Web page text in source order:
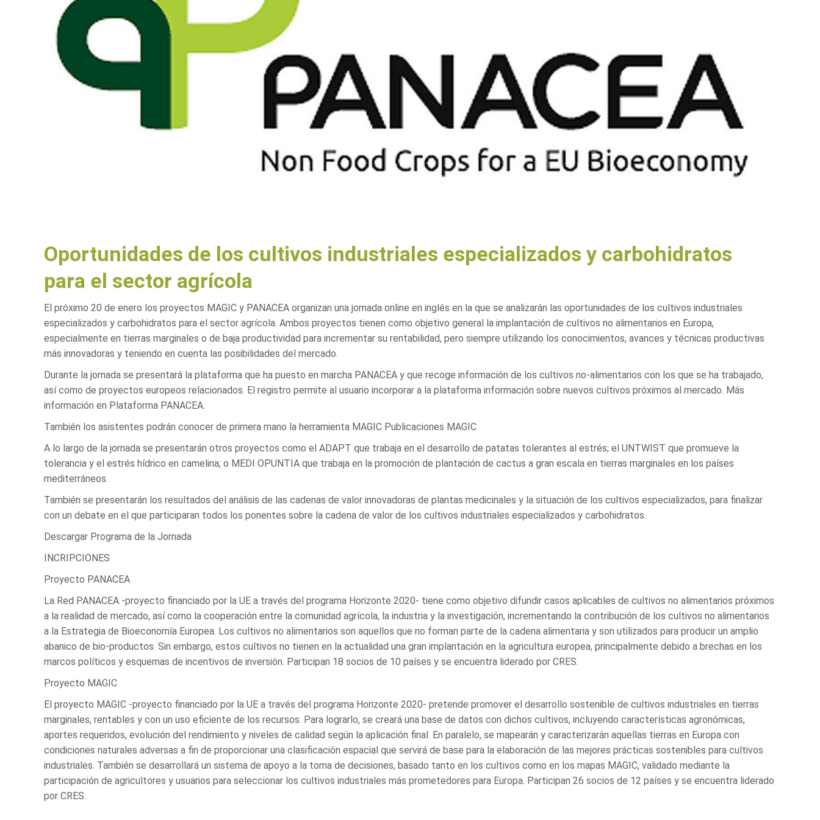
Oportunidades de los cultivos industriales especializados y carbohidratos
para el sector agrícola
El próximo 20 de enero los proyectos MAGIC y PANACEA organizan una jornada online en inglés en la que se analizarán las oportunidades de los cultivos industriales
especializados y carbohidratos para el sector agrícola. Ambos proyectos tienen como objetivo general la implantación de cultivos no alimentarios en Europa,
especialmente en tierras marginales o de baja productividad para incrementar su rentabilidad, pero siempre utilizando los conocimientos, avances y técnicas productivas
más innovadoras y teniendo en cuenta las posibilidades del mercado.
Durante la jornada se presentará la plataforma que ha puesto en marcha PANACEA y que recoge información de los cultivos no-alimentarios con los que se ha trabajado,
así como de proyectos europeos relacionados. El registro permite al usuario incorporar a la plataforma información sobre nuevos cultivos próximos al mercado. Más
información en Plataforma PANACEA.
También los asistentes podrán conocer de primera mano la herramienta MAGIC Publicaciones MAGIC
A lo largo de la jornada se presentarán otros proyectos como el ADAPT que trabaja en el desarrollo de patatas tolerantes al estrés; el UNTWIST que promueve la
tolerancia y el estrés hídrico en camelina; o MEDI OPUNTIA que trabaja en la promoción de plantación de cactus a gran escala en tierras marginales en los países
mediterráneos.
También se presentarán los resultados del análisis de las cadenas de valor innovadoras de plantas medicinales y la situación de los cultivos especializados, para finalizar
con un debate en el que participaran todos los ponentes sobre la cadena de valor de los cultivos industriales especializados y carbohidratos.
Descargar Programa de la Jornada
INCRIPCIONES
Proyecto PANACEA
La Red PANACEA -proyecto financiado por la UE a través del programa Horizonte 2020- tiene como objetivo difundir casos aplicables de cultivos no alimentarios próximos
a la realidad de mercado, así como la cooperación entre la comunidad agrícola, la industria y la investigación, incrementando la contribución de los cultivos no alimentarios
a la Estrategia de Bioeconomía Europea. Los cultivos no alimentarios son aquellos que no forman parte de la cadena alimentaria y son utilizados para producir un amplio
abanico de bio-productos. Sin embargo, estos cultivos no tienen en la actualidad una gran implantación en la agricultura europea, principalmente debido a brechas en los
marcos políticos y esquemas de incentivos de inversión. Participan 18 socios de 10 países y se encuentra liderado por CRES.
Proyecto MAGIC
El proyecto MAGIC -proyecto financiado por la UE a través del programa Horizonte 2020- pretende promover el desarrollo sostenible de cultivos industriales en tierras
marginales, rentables y con un uso eficiente de los recursos. Para lograrlo, se creará una base de datos con dichos cultivos, incluyendo características agronómicas,
aportes requeridos, evolución del rendimiento y niveles de calidad según la aplicación final. En paralelo, se mapearán y caracterizarán aquellas tierras en Europa con
condiciones naturales adversas a fin de proporcionar una clasificación espacial que servirá de base para la elaboración de las mejores prácticas sostenibles para cultivos
industriales. También se desarrollará un sistema de apoyo a la toma de decisiones, basado tanto en los cultivos como en los mapas MAGIC, validado mediante la
participación de agricultores y usuarios para seleccionar los cultivos industriales más prometedores para Europa. Participan 26 socios de 12 países y se encuentra liderado
por CRES.